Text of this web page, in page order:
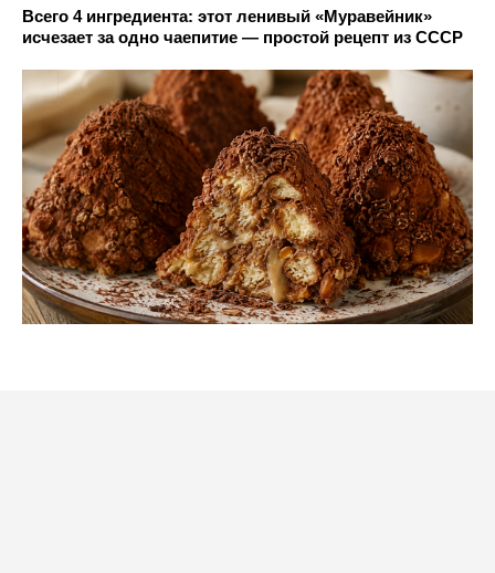
Всего 4 ингредиента: этот ленивый «Муравейник»
исчезает за одно чаепитие — простой рецепт из СССР